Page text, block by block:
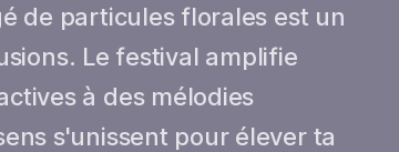
de particules florales est un
Le festival amplifie
à des mélodies
s'unissent pour élever ta